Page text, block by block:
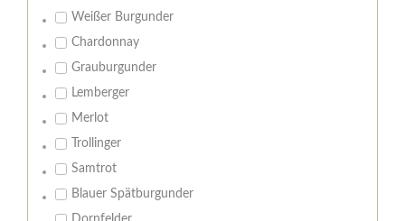
Weißer Burgunder
Chardonnay
Grauburgunder
Lemberger
Merlot
Trollinger
Samtrot
Blauer Spätburgunder